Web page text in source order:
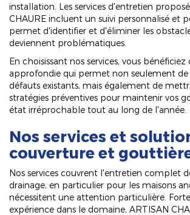
installation. Les services d'entretien
CHAURE incluent un suivi personnalisé et
permet d'identifier et d'éliminer les
deviennent problématiques.
En choisissant nos services, vous
approfondie qui permet non seulement de
défauts existants, mais également de
stratégies préventives pour maintenir vos
état irréprochable tout au long de l'année.
Nos services et
couverture et
Nos services couvrent l'entretien complet
drainage, en particulier pour les maisons
nécessitent une attention particulière.
expérience dans le domaine, ARTISAN